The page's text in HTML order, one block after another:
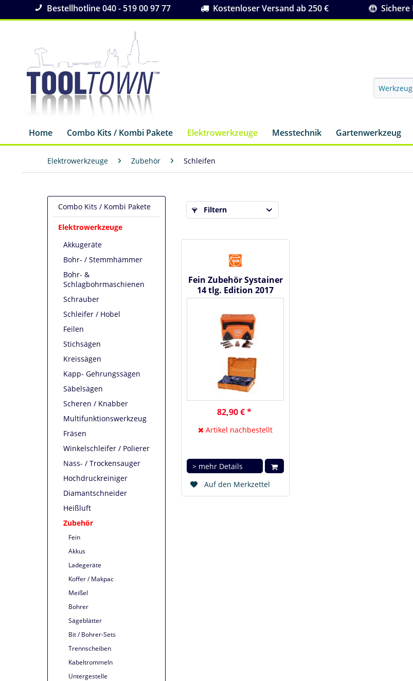
Bestellhotline 040 - 519 00 97 77 Kostenloser Versand ab 250 € Sichere
Home Combo Kits / Kombi Pakete Elektrowerkzeuge Messtechnik Gartenwerkzeug
Elektrowerkzeuge Zubehör Schleifen
Combo Kits / Kombi Pakete
Elektrowerkzeuge
Akkugeräte
Bohr- / Stemmhämmer
Bohr- &
Schlagbohrmaschienen
Schrauber
Schleifer / Hobel
Feilen
Stichsägen
Kreissägen
Kapp- Gehrungssägen
Säbelsägen
Scheren / Knabber
Multifunktionswerkzeug
Fräsen
Winkelschleifer / Polierer
Nass- / Trockensauger
Hochdruckreiniger
Diamantschneider
Heißluft
Zubehör
Fein
Akkus
Ladegeräte
Koffer / Makpac
Meißel
Bohrer
Sägeblätter
Bit / Bohrer-Sets
Trennscheiben
Kabeltrommeln
Untergestelle
Filtern
Fein Zubehör Systainer
14 tlg. Edition 2017
33901146220
82,90 € *
Artikel nachbestellt
> mehr Details
Auf den Merkzettel